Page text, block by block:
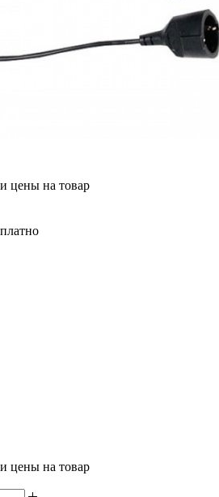
цены на товар
цены на товар